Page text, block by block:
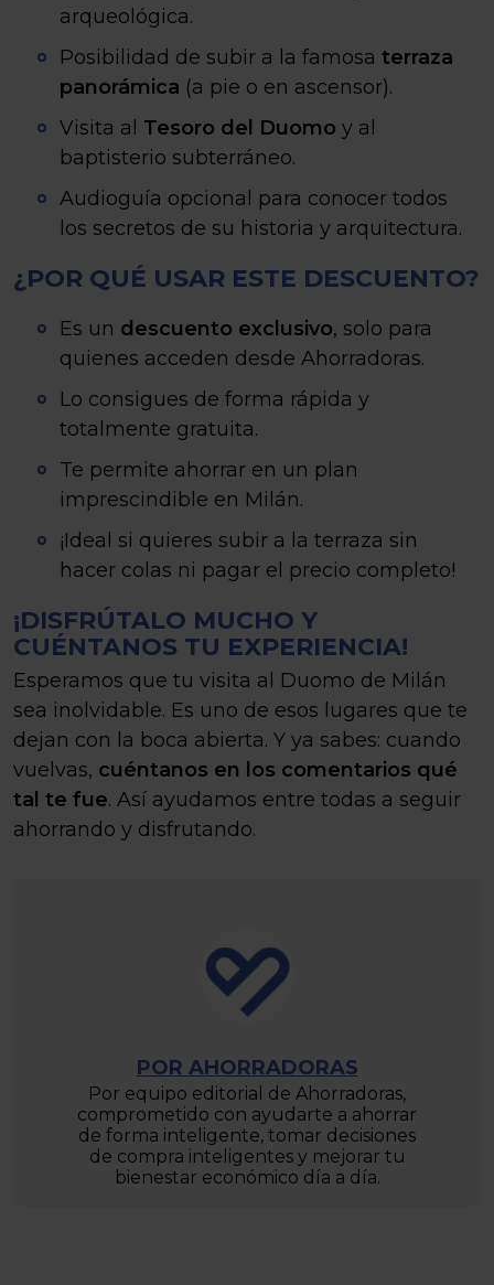
arqueológica.
Posibilidad de subir a la famosa terraza
panorámica (a pie o en ascensor).
Visita al Tesoro del Duomo y al
baptisterio subterráneo.
Audioguía opcional para conocer todos
los secretos de su historia y arquitectura.
¿POR QUÉ USAR ESTE DESCUENTO?
Es un descuento exclusivo, solo para
quienes acceden desde Ahorradoras.
Lo consigues de forma rápida y
totalmente gratuita.
Te permite ahorrar en un plan
imprescindible en Milán.
¡Ideal si quieres subir a la terraza sin
hacer colas ni pagar el precio completo!
¡DISFRÚTALO MUCHO Y
CUÉNTANOS TU EXPERIENCIA!
Esperamos que tu visita al Duomo de Milán
sea inolvidable. Es uno de esos lugares que te
dejan con la boca abierta. Y ya sabes: cuando
vuelvas, cuéntanos en los comentarios qué
tal te fue. Así ayudamos entre todas a seguir
ahorrando y disfrutando.
POR AHORRADORAS
Por equipo editorial de Ahorradoras,
comprometido con ayudarte a ahorrar
de forma inteligente, tomar decisiones
de compra inteligentes y mejorar tu
bienestar económico día a día.